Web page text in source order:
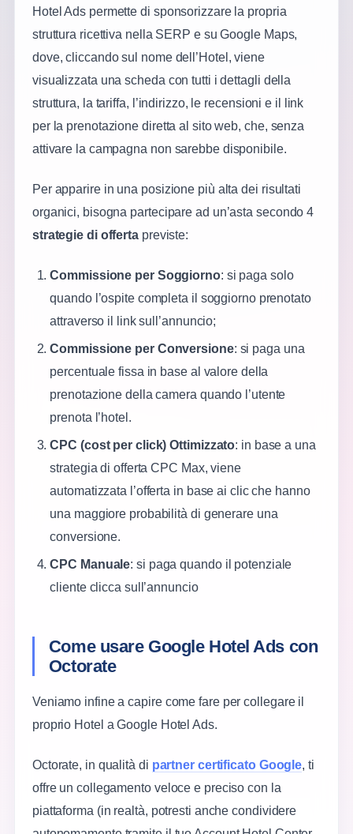
Hotel Ads permette di sponsorizzare la propria
struttura ricettiva nella SERP e su Google Maps,
dove, cliccando sul nome dell’Hotel, viene
visualizzata una scheda con tutti i dettagli della
struttura, la tariffa, l’indirizzo, le recensioni e il link
per la prenotazione diretta al sito web, che, senza
attivare la campagna non sarebbe disponibile.
Per apparire in una posizione più alta dei risultati
organici, bisogna partecipare ad un’asta secondo 4
strategie di offerta previste:
Commissione per Soggiorno: si paga solo
quando l’ospite completa il soggiorno prenotato
attraverso il link sull’annuncio;
Commissione per Conversione: si paga una
percentuale fissa in base al valore della
prenotazione della camera quando l’utente
prenota l’hotel.
CPC (cost per click) Ottimizzato: in base a una
strategia di offerta CPC Max, viene
automatizzata l’offerta in base ai clic che hanno
una maggiore probabilità di generare una
conversione.
CPC Manuale: si paga quando il potenziale
cliente clicca sull’annuncio
Come usare Google Hotel Ads con
Octorate
Veniamo infine a capire come fare per collegare il
proprio Hotel a Google Hotel Ads.
Octorate, in qualità di partner certificato Google, ti
offre un collegamento veloce e preciso con la
piattaforma (in realtà, potresti anche condividere